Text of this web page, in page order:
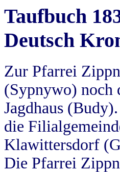
Taufbuch
Deutsch
Zur Pfarrei
(Sypnywo) noch
Jagdhaus
die
Klawittersdorf
Die Pfarrei